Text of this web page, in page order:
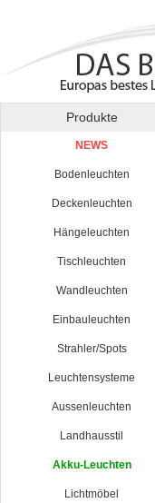
Produkte
NEWS
Bodenleuchten
Deckenleuchten
Hängeleuchten
Tischleuchten
Wandleuchten
Einbauleuchten
Strahler/Spots
Leuchtensysteme
Aussenleuchten
Landhausstil
Akku-Leuchten
Lichtmöbel